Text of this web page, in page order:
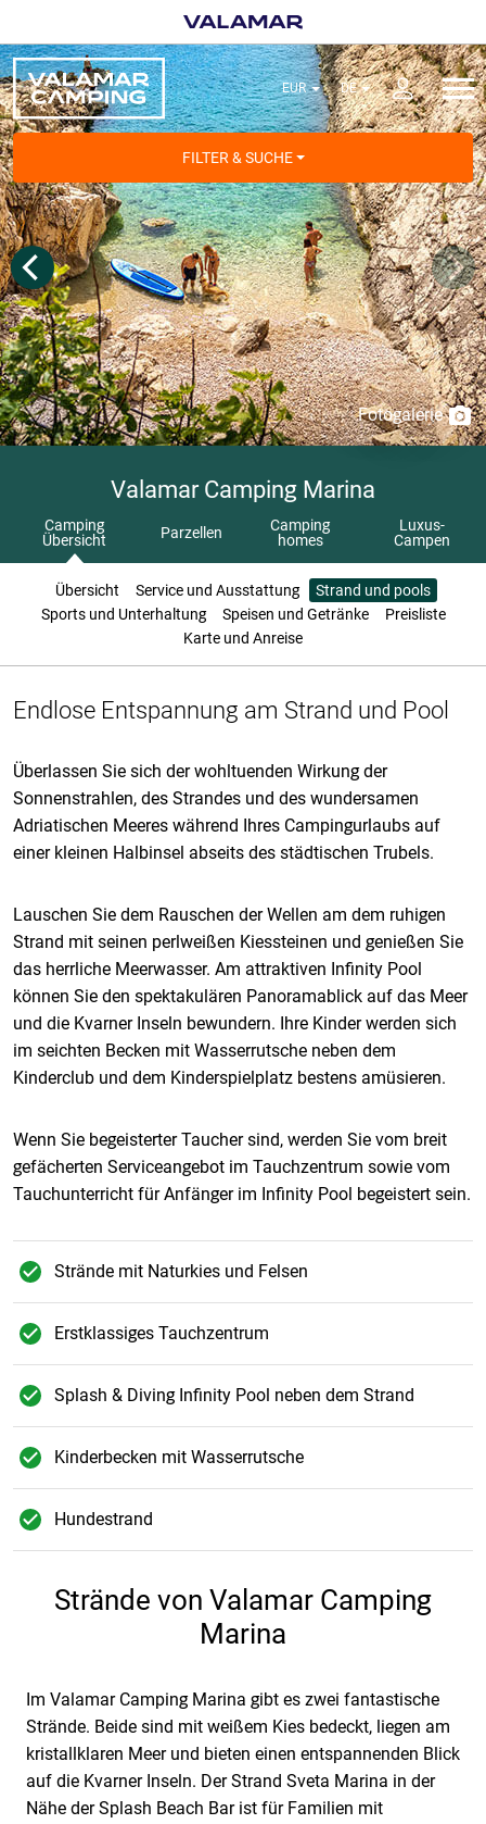
FILTER & SUCHE
Fotogalerie
Valamar Camping Marina
Camping
Übersicht
Parzellen
Camping
homes
Luxus-
Campen
Übersicht Service und Ausstattung
Strand und pools
Sports und Unterhaltung
Speisen und Getränke
Preisliste
Karte und Anreise
Endlose Entspannung am Strand und Pool
Überlassen Sie sich der wohltuenden Wirkung der
Sonnenstrahlen, des Strandes und des wundersamen
Adriatischen Meeres während Ihres Campingurlaubs auf
einer kleinen Halbinsel abseits des städtischen Trubels.
Lauschen Sie dem Rauschen der Wellen am dem ruhigen
Strand mit seinen perlweißen Kiessteinen und genießen Sie
das herrliche Meerwasser. Am attraktiven Infinity Pool
können Sie den spektakulären Panoramablick auf das Meer
und die Kvarner Inseln bewundern. Ihre Kinder werden sich
im seichten Becken mit Wasserrutsche neben dem
Kinderclub und dem Kinderspielplatz bestens amüsieren.
Wenn Sie begeisterter Taucher sind, werden Sie vom breit
gefächerten Serviceangebot im Tauchzentrum sowie vom
Tauchunterricht für Anfänger im Infinity Pool begeistert sein.
Strände mit Naturkies und Felsen
Erstklassiges Tauchzentrum
Splash & Diving Infinity Pool neben dem Strand
Kinderbecken mit Wasserrutsche
Hundestrand
Strände von Valamar Camping
Marina
Im Valamar Camping Marina gibt es zwei fantastische
Strände. Beide sind mit weißem Kies bedeckt, liegen am
kristallklaren Meer und bieten einen entspannenden Blick
auf die Kvarner Inseln. Der Strand Sveta Marina in der
Nähe der Splash Beach Bar ist für Familien mit